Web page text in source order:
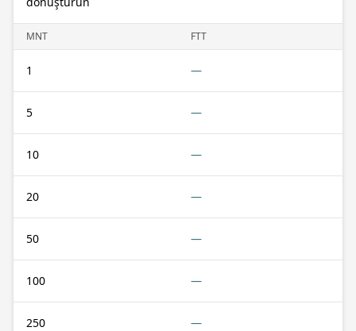
MNT FTT
1 —
5 —
10 —
20 —
50 —
100 —
250 —